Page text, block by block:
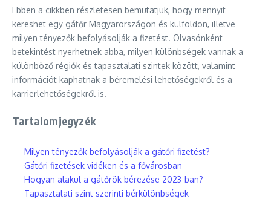
Ebben a cikkben részletesen bemutatjuk, hogy mennyit
kereshet egy gátőr Magyarországon és külföldön, illetve
milyen tényezők befolyásolják a fizetést. Olvasónként
betekintést nyerhetnek abba, milyen különbségek vannak a
különböző régiók és tapasztalati szintek között, valamint
információt kaphatnak a béremelési lehetőségekről és a
karrierlehetőségekről is.
Tartalomjegyzék
Milyen tényezők befolyásolják a gátőri fizetést?
Gátőri fizetések vidéken és a fővárosban
Hogyan alakul a gátőrök bérezése 2023-ban?
Tapasztalati szint szerinti bérkülönbségek